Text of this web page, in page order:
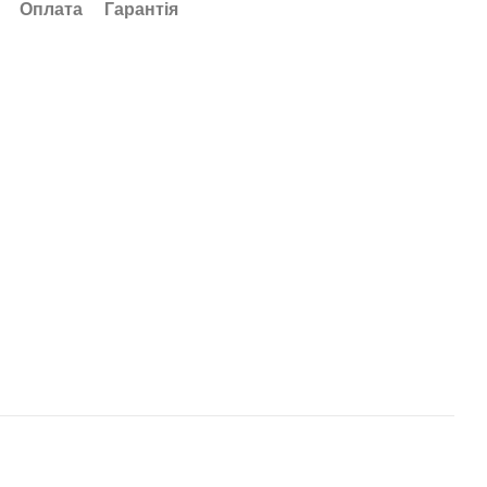
Оплата Гарантія